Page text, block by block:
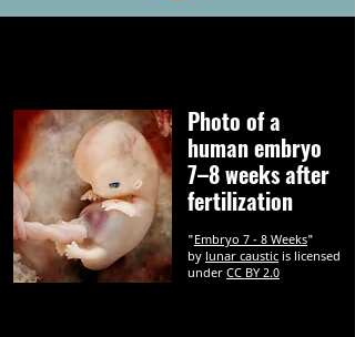
Photo of a
human embryo
7–8 weeks after
fertilization
"Embryo 7 - 8 Weeks"
by lunar caustic is licensed
under CC BY 2.0